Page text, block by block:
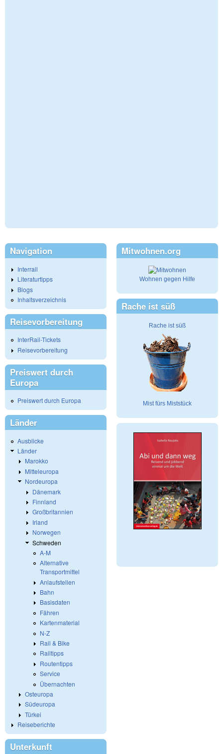
Navigation
Interrail
Literaturtipps
Blogs
Inhaltsverzeichnis
Reisevorbereitung
InterRail-Tickets
Reisevorbereitung
Preiswert durch
Europa
Preiswert durch Europa
Länder
Ausblicke
Länder
Marokko
Mitteleuropa
Nordeuropa
Dänemark
Finnland
Großbritannien
Irland
Norwegen
Schweden
A-M
Alternative
Transportmittel
Anlaufstellen
Bahn
Basisdaten
Fähren
Kartenmaterial
N-Z
Rail & Bike
Railtipps
Routentipps
Service
Übernachten
Osteuropa
Südeuropa
Türkei
Reiseberichte
Unterkunft
Mitwohnen.org
Wohnen gegen Hilfe
Rache ist süß
Rache ist süß
Mist fürs Miststück